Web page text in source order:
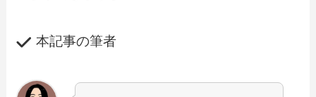
本記事の筆者